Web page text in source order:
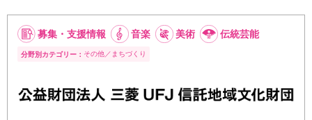
募集・支援情報 音楽 美術 伝統芸能
分野別カテゴリー： その他 まちづくり